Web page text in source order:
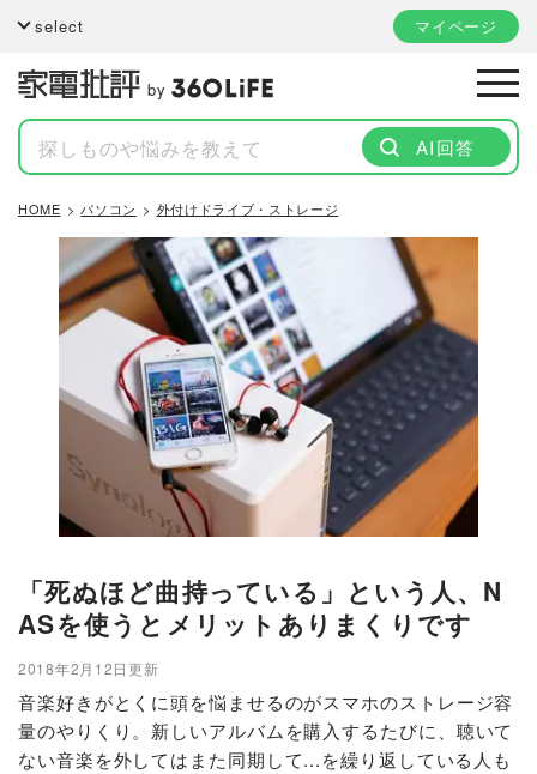
select マイページ
by
AI回答
HOME パソコン 外付けドライブ・ストレージ
「死ぬほど曲持っている」という人、N
ASを使うとメリットありまくりです
2018年2月12日更新
音楽好きがとくに頭を悩ませるのがスマホのストレージ容
量のやりくり。新しいアルバムを購入するたびに、聴いて
ない音楽を外してはまた同期して...を繰り返している人も